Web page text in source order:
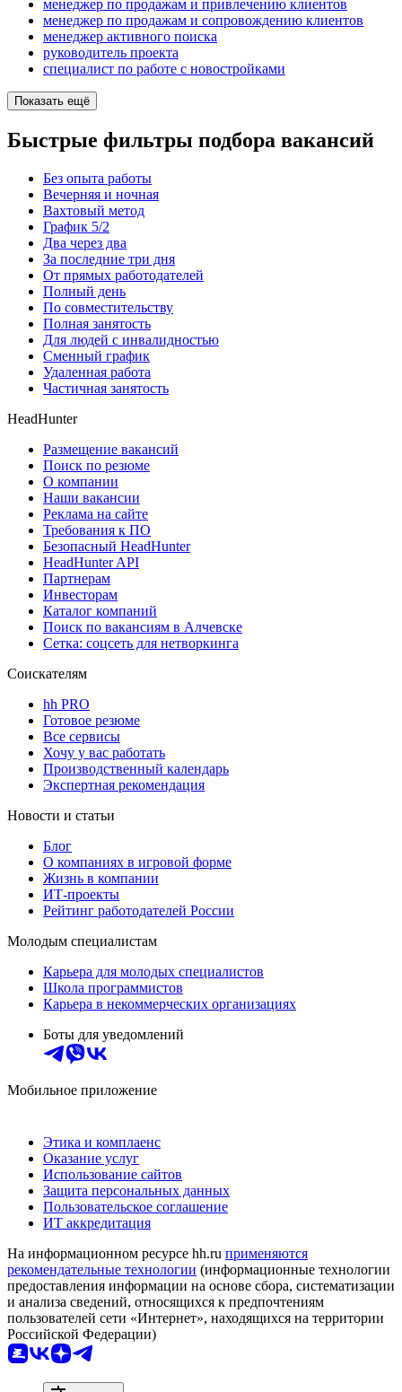
менеджер по продажам и привлечению клиентов
менеджер по продажам и сопровождению клиентов
менеджер активного поиска
руководитель проекта
специалист по работе с новостройками
Показать ещё
Быстрые фильтры подбора вакансий
Без опыта работы
Вечерняя и ночная
Вахтовый метод
График 5/2
Два через два
За последние три дня
От прямых работодателей
Полный день
По совместительству
Полная занятость
Для людей с инвалидностью
Сменный график
Удаленная работа
Частичная занятость
HeadHunter
Размещение вакансий
Поиск по резюме
О компании
Наши вакансии
Реклама на сайте
Требования к ПО
Безопасный HeadHunter
HeadHunter API
Партнерам
Инвесторам
Каталог компаний
Поиск по вакансиям в Алчевске
Сетка: соцсеть для нетворкинга
Соискателям
hh PRO
Готовое резюме
Все сервисы
Хочу у вас работать
Производственный календарь
Экспертная рекомендация
Новости и статьи
Блог
О компаниях в игровой форме
Жизнь в компании
ИТ-проекты
Рейтинг работодателей России
Молодым специалистам
Карьера для молодых специалистов
Школа программистов
Карьера в некоммерческих организациях
Боты для уведомлений
Мобильное приложение
Этика и комплаенс
Оказание услуг
Использование сайтов
Защита персональных данных
Пользовательское соглашение
ИТ аккредитация
На информационном ресурсе hh.ru применяются
рекомендательные технологии (информационные технологии
предоставления информации на основе сбора, систематизации
и анализа сведений, относящихся к предпочтениям
пользователей сети «Интернет», находящихся на территории
Российской Федерации)